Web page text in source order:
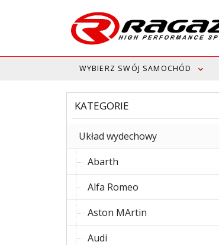
WYBIERZ SWÓJ SAMOCHÓD
KATEGORIE
Układ wydechowy
Abarth
Alfa Romeo
Aston MArtin
Audi